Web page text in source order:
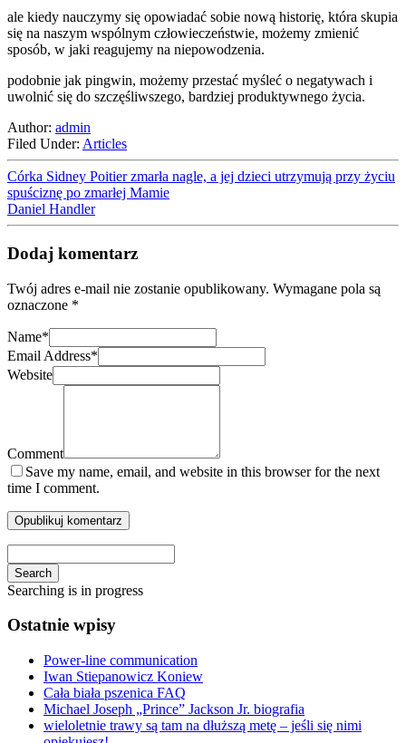
ale kiedy nauczymy się opowiadać sobie nową historię, która skupia
się na naszym wspólnym człowieczeństwie, możemy zmienić
sposób, w jaki reagujemy na niepowodzenia.
podobnie jak pingwin, możemy przestać myśleć o negatywach i
uwolnić się do szczęśliwszego, bardziej produktywnego życia.
Author: admin
Filed Under: Articles
Córka Sidney Poitier zmarła nagle, a jej dzieci utrzymują przy życiu
spuściznę po zmarłej Mamie
Daniel Handler
Dodaj komentarz
Twój adres e-mail nie zostanie opublikowany. Wymagane pola są
oznaczone *
Name*
Email Address*
Website
Comment
Save my name, email, and website in this browser for the next
time I comment.
Search
Searching is in progress
Ostatnie wpisy
Power-line communication
Iwan Stiepanowicz Koniew
Cała biała pszenica FAQ
Michael Joseph „Prince” Jackson Jr. biografia
wieloletnie trawy są tam na dłuższą metę – jeśli się nimi